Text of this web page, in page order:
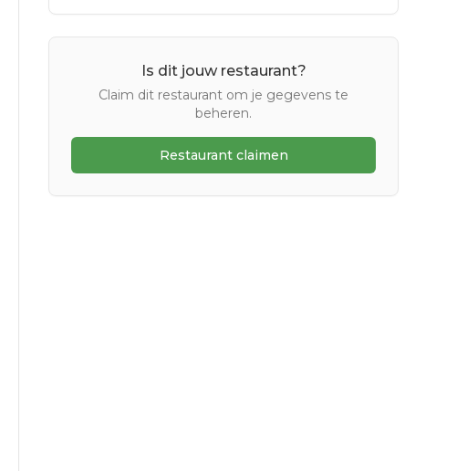
Is dit jouw restaurant?
Claim dit restaurant om je gegevens te
beheren.
Restaurant claimen